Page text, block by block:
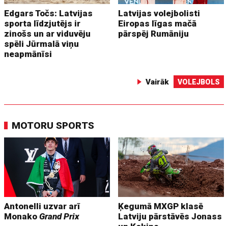
Edgars Točs: Latvijas
sporta līdzjutējs ir
zinošs un ar viduvēju
spēli Jūrmalā viņu
neapmānīsi
Latvijas volejbolisti
Eiropas līgas mačā
pārspēj Rumāniju
Vairāk VOLEJBOLS
MOTORU SPORTS
Antonelli uzvar arī
MonakoGrand Prix
Ķegumā MXGP klasē
Latviju pārstāvēs Jonass